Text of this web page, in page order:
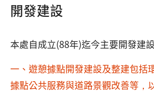
開發建設
本處自成立(88年)迄今主要開發建
一、遊憩據點開發建設及整建包括
據點公共服務與道路景觀改善等，